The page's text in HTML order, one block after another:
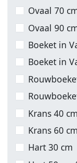
Ovaal 70
Ovaal 90
Boeket in
Boeket in
Krans 40 cm
Krans 60 cm
Hart 30 cm